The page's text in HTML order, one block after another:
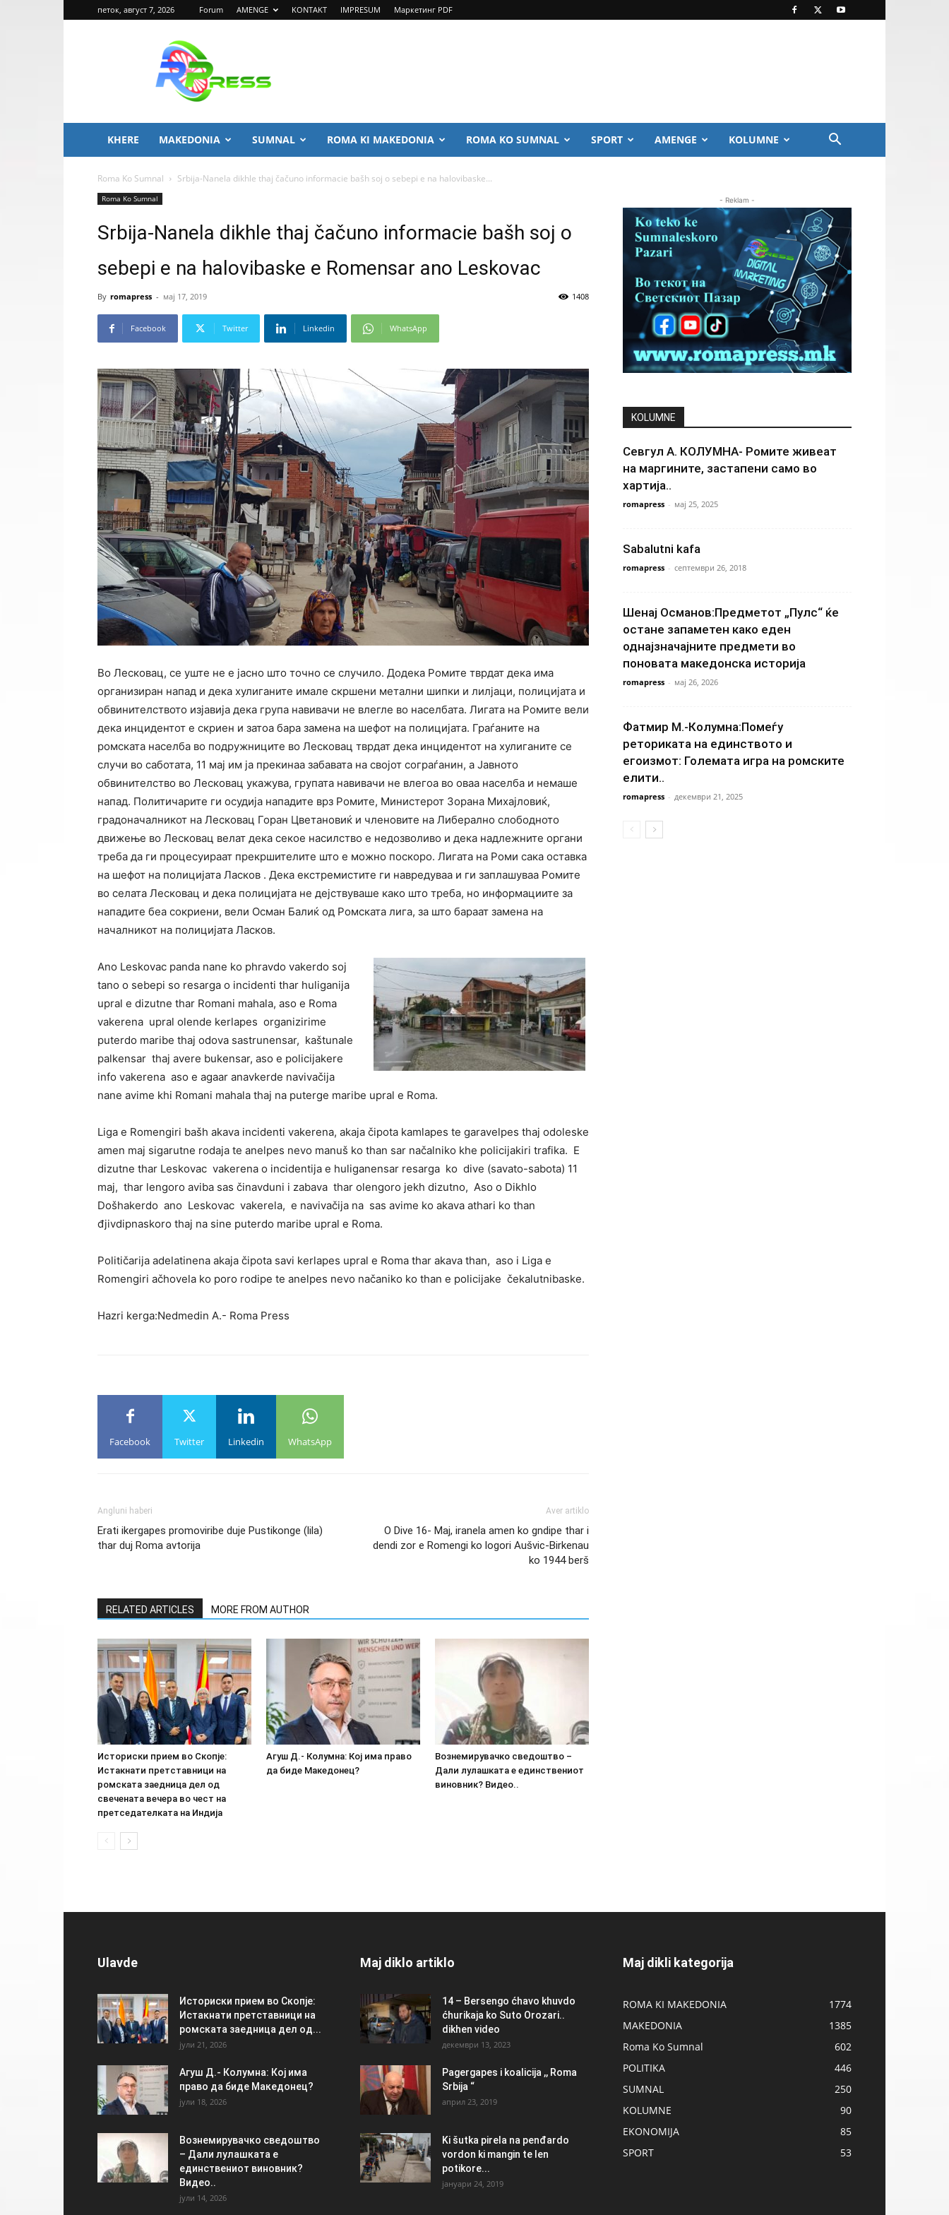
петок, август 7, 2026 Forum AMENGE KONTAKT IMPRESUM Маркетинг PDF
PRESS
KHERE MAKEDONIA SUMNAL ROMA KI MAKEDONIA ROMA KO SUMNAL SPORT AMENGE KOLUMNE
Roma Ko Sumnal Srbija-Nanela dikhle thaj čačuno informacie bašh soj o sebepi e na halovibaske...
Roma Ko Sumnal
Srbija-Nanela dikhle thaj čačuno informacie bašh soj o
sebepi e na halovibaske e Romensar ano Leskovac
By romapress - мај 17, 2019 1408
Facebook Twitter Linkedin WhatsApp
Во Лесковац, се уште не е јасно што точно се случило. Додека Ромите тврдат дека има
организиран напад и дека хулиганите имале скршени метални шипки и лилјаци, полицијата и
обвинителството изјавија дека група навивачи не влегле во населбата. Лигата на Ромите вели
дека инцидентот е скриен и затоа бара замена на шефот на полицијата. Граѓаните на
ромската населба во подружниците во Лесковац тврдат дека инцидентот на хулиганите се
случи во саботата, 11 мај им ја прекинаа забавата на својот сограѓанин, а Јавното
обвинителство во Лесковац укажува, групата навивачи не влегоа во оваа населба и немаше
напад. Политичарите ги осудија нападите врз Ромите, Министерот Зорана Михајловиќ,
градоначалникот на Лесковац Горан Цветановиќ и членовите на Либерално слободното
движење во Лесковац велат дека секое насилство е недозволиво и дека надлежните органи
треба да ги процесуираат прекршителите што е можно поскоро. Лигата на Роми сака оставка
на шефот на полицијата Ласков . Дека екстремистите ги навредуваа и ги заплашуваа Ромите
во селата Лесковац и дека полицијата не дејствуваше како што треба, но информациите за
нападите беа сокриени, вели Осман Балиќ од Ромската лига, за што бараат замена на
началникот на полицијата Ласков.
Ano Leskovac panda nane ko phravdo vakerdo soj
tano o sebepi so resarga o incidenti thar huliganija
upral e dizutne thar Romani mahala, aso e Roma
vakerena upral olende kerlapes organizirime
puterdo maribe thaj odova sastrunensar, kaštunale
palkensar thaj avere bukensar, aso e policijakere
info vakerena aso e agaar anavkerde navivačija
nane avime khi Romani mahala thaj na puterge maribe upral e Roma.
Liga e Romengiri bašh akava incidenti vakerena, akaja čipota kamlapes te garavelpes thaj odoleske
amen maj sigarutne rodaja te anelpes nevo manuš ko than sar načalniko khe policijakiri trafika. E
dizutne thar Leskovac vakerena o incidentija e huliganensar resarga ko dive (savato-sabota) 11
maj, thar lengoro aviba sas činavduni i zabava thar olengoro jekh dizutno, Aso o Dikhlo
Došhakerdo ano Leskovac vakerela, e navivačija na sas avime ko akava athari ko than
đjivdipnaskoro thaj na sine puterdo maribe upral e Roma.
Političarija adelatinena akaja čipota savi kerlapes upral e Roma thar akava than, aso i Liga e
Romengiri ačhovela ko poro rodipe te anelpes nevo načaniko ko than e policijake čekalutnibaske.
Hazri kerga:Nedmedin A.- Roma Press
Facebook Twitter Linkedin WhatsApp
Angluni haberi
Erati ikergapes promoviribe duje Pustikonge (lila)
thar duj Roma avtorija
Aver artiklo
O Dive 16- Maj, iranela amen ko gndipe thar i
dendi zor e Romengi ko logori Aušvic-Birkenau
ko 1944 berš
RELATED ARTICLES MORE FROM AUTHOR
Историски прием во Скопје:
Истакнати претставници на
ромската заедница дел од
свечената вечера во чест на
претседателката на Индија
Агуш Д.- Колумна: Кој има право
да биде Македонец?
Вознемирувачко сведоштво –
Дали лулашката е единствениот
виновник? Видео..
- Reklam -
KOLUMNE
Севгул А. КОЛУМНА- Ромите живеат
на маргините, застапени само во
хартија..
romapress - мај 25, 2025
Sabalutni kafa
romapress - септември 26, 2018
Шенај Османов:Предметот „Пулс“ ќе
остане запаметен како еден
однајзначајните предмети во
поновата македонска историја
romapress - мај 26, 2026
Фатмир М.-Колумна:Помеѓу
реториката на единството и
егоизмот: Големата игра на ромските
елити..
romapress - декември 21, 2025
Ulavde
Историски прием во Скопје:
Истакнати претставници на
ромската заедница дел од...
јули 21, 2026
Агуш Д.- Колумна: Кој има
право да биде Македонец?
јули 18, 2026
Вознемирувачко сведоштво
– Дали лулашката е
единствениот виновник?
Видео..
јули 14, 2026
Maj diklo artiklo
14 – Bersengo ćhavo khuvdo
ćhurikaja ko Suto Orozari..
dikhen video
декември 13, 2023
Pagergapes i koalicija ,, Roma
Srbija “
април 23, 2019
Ki šutka pirela na penđardo
vordon ki mangin te len
potikore...
јануари 24, 2019
Maj dikli kategorija
ROMA KI MAKEDONIA
1774
MAKEDONIA
1385
Roma Ko Sumnal
602
POLITIKA
446
SUMNAL
250
KOLUMNE
90
EKONOMIJA
85
SPORT
53